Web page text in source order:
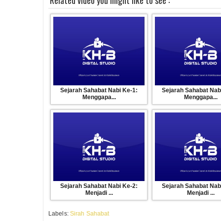
Fase Masuk Islamnya Hamzah dan Umar,
Awal turunnya wahyu
Hikmah Masuk Islam nya Hamzah Bin Abdul
Rumah AL Arqom dan Hijrah ke Habasyah
Pernikahan Nabi Dengan Khadijah
Sejarah Sahabat Nabi Ke-1:
Menggapa...
Sejarah Sahabat
Menggapa...
Sejarah Sahabat Nabi Ke-2:
Menjadi ...
Sejarah Sahabat
Menjadi ...
Labels: Sirah Sahabat